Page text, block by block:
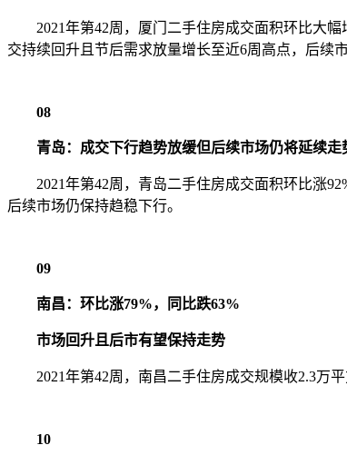
2021年第42周，厦门二手住房成交面积环比大幅
交持续回升且节后需求放量增长至近6周高点，后续
08
青岛：成交下行趋势放缓但后续市场仍将延续走
2021年第42周，青岛二手住房成交面积环比涨
后续市场仍保持趋稳下行。
09
南昌：环比涨79%，同比跌63%
市场回升且后市有望保持走势
2021年第42周，南昌二手住房成交规模收2.3万平
10